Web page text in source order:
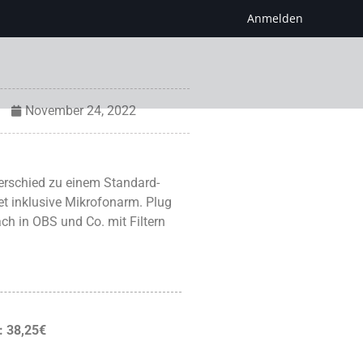
Anmelden
November 24, 2022
zu einem Standard-
inklusive Mikrofonarm. Plug
in OBS und Co. mit Filtern
38,25€